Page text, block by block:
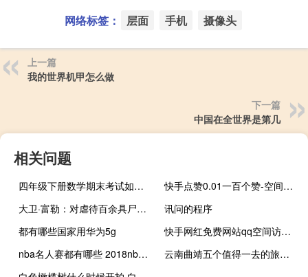
网络标签： 层面 手机 摄像头
上一篇
我的世界机甲怎么做
下一篇
中国在全世界是第几
相关问题
四年级下册数学期末考试如何检查 八年级下册数学期末试卷
快手点赞0.01一百个赞-空间说说免费刷赞链接
大卫·富勒：对虐待百余具尸体的凶手，老板始终缺乏探究之心
讯问的程序
都有哪些国家用华为5g
快手网红免费网站qq空间访客量软件免费(快手免费上热门网站)
nba名人赛都有哪些 2018nba全明星名人赛
云南曲靖五个值得一去的旅游景点 云南有哪些旅游景点